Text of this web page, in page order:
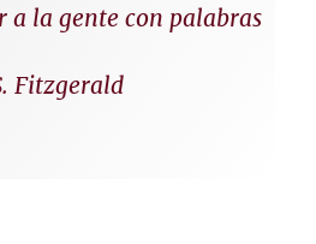
a la gente con palabras
Fitzgerald